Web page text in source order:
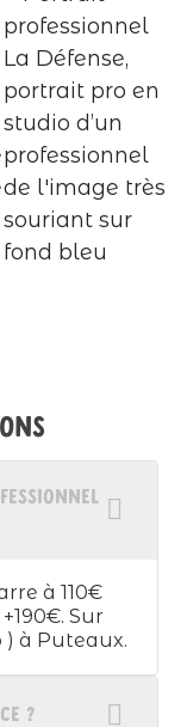
à 110€
Sur
) à Puteaux.
?